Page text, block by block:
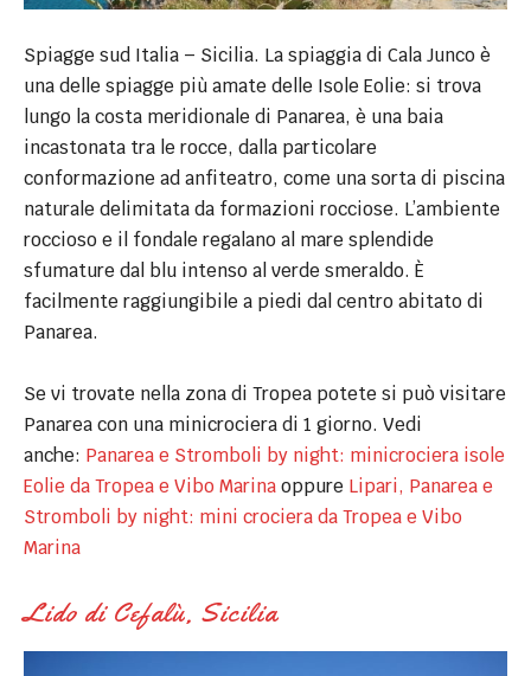
Spiagge sud Italia – Sicilia. La spiaggia di Cala Junco è
una delle spiagge più amate delle Isole Eolie: si trova
lungo la costa meridionale di Panarea, è una baia
incastonata tra le rocce, dalla particolare
conformazione ad anfiteatro, come una sorta di piscina
naturale delimitata da formazioni rocciose. L’ambiente
roccioso e il fondale regalano al mare splendide
sfumature dal blu intenso al verde smeraldo. È
facilmente raggiungibile a piedi dal centro abitato di
Panarea.
Se vi trovate nella zona di Tropea potete si può visitare
Panarea con una minicrociera di 1 giorno. Vedi
anche: Panarea e Stromboli by night: minicrociera isole
Eolie da Tropea e Vibo Marina oppure Lipari, Panarea e
Stromboli by night: mini crociera da Tropea e Vibo
Marina
Lido di Cefalù, Sicilia